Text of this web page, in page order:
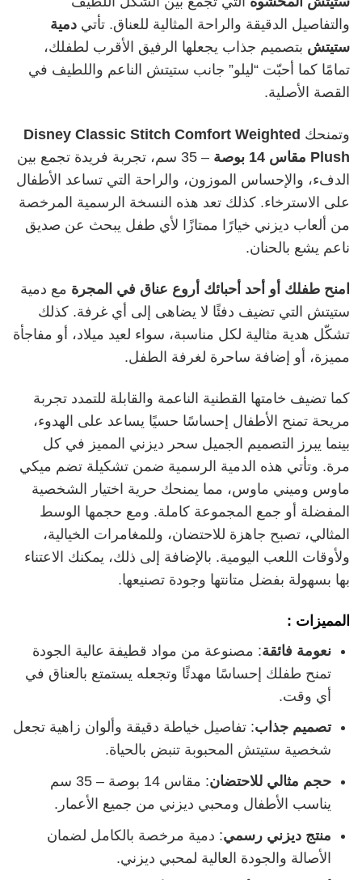
والتفاصيل الدقيقة والراحة المثالية للعناق. تأتي دمية
ستيتش بتصميم جذاب يجعلها الرفيق الأقرب لطفلك،
تمامًا كما أحبّت “ليلو” جانب ستيتش الناعم واللطيف في
القصة الأصلية.
وتمنحك Disney Classic Stitch Comfort Weighted
Plush مقاس 14 بوصة
– 35 سم، تجربة فريدة تجمع بين
الدفء، والإحساس الموزون، والراحة التي تساعد الأطفال
على الاسترخاء. كذلك تعد هذه النسخة الرسمية المرخصة
من ألعاب ديزني خيارًا ممتازًا لأي طفل يبحث عن صديق
ناعم يشع بالحنان.
امنح طفلك أو أحد أحبائك أروع عناق في المجرة مع دمية
ستيتش التي تضيف دفئًا لا يضاهى إلى أي غرفة. كذلك
تشكّل هدية مثالية لكل مناسبة، سواء لعيد ميلاد، أو مفاجأة
مميزة، أو إضافة ساحرة لغرفة الطفل.
كما تضيف خامتها القطنية الناعمة والقابلة للتمدد تجربة
مريحة تمنح الأطفال إحساسًا حسيًا يساعد على الهدوء،
بينما يبرز التصميم الجميل سحر ديزني المميز في كل
مرة. وتأتي هذه الدمية الرسمية ضمن تشكيلة تضم ميكي
ماوس وميني ماوس، مما يمنحك حرية اختيار الشخصية
المفضلة أو جمع المجموعة كاملة. ومع حجمها الوسط
المثالي، تصبح جاهزة للاحتضان، وللمغامرات الخيالية،
ولأوقات اللعب اليومية. بالإضافة إلى ذلك، يمكنك الاعتناء
بها بسهولة بفضل متانتها وجودة تصنيعها.
المميزات :
نعومة فائقة: مصنوعة من مواد قطيفة عالية الجودة
تمنح طفلك إحساسًا مهدئًا وتجعله يستمتع بالعناق في
أي وقت.
تصميم جذاب: تفاصيل خياطة دقيقة وألوان زاهية تجعل
شخصية ستيتش المحبوبة تنبض بالحياة.
حجم مثالي للاحتضان
: مقاس 14 بوصة – 35 سم
يناسب الأطفال ومحبي ديزني من جميع الأعمار.
منتج ديزني رسمي: دمية مرخصة بالكامل لضمان
الأصالة والجودة العالية لمحبي ديزني.